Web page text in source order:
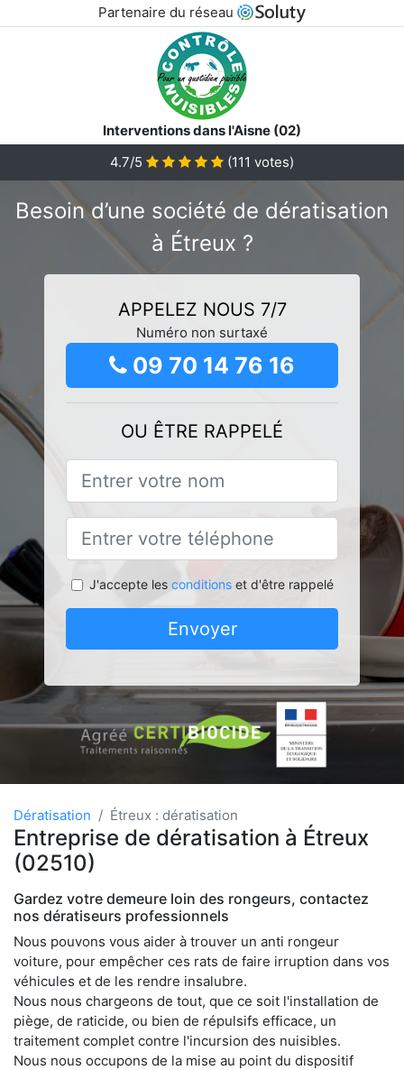
Partenaire du réseau
Interventions dans l'Aisne (02)
4.7/5
(111 votes)
Besoin d’une société de dératisation
à Étreux ?
APPELEZ NOUS 7/7
Numéro non surtaxé
09 70 14 76 16
OU ÊTRE RAPPELÉ
J'accepte les conditionset d'être rappelé
Envoyer
Dératisation Étreux : dératisation
Entreprise de dératisation à Étreux
(02510)
Gardez votre demeure loin des rongeurs, contactez
nos dératiseurs professionnels
Nous pouvons vous aider à trouver un anti rongeur
voiture, pour empêcher ces rats de faire irruption dans vos
véhicules et de les rendre insalubre.
Nous nous chargeons de tout, que ce soit l'installation de
piège, de raticide, ou bien de répulsifs efficace, un
traitement complet contre l'incursion des nuisibles.
Nous nous occupons de la mise au point du dispositif